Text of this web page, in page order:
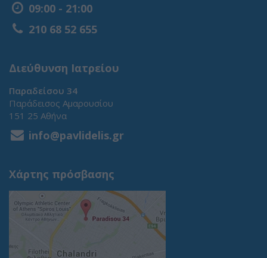
09:00 - 21:00
210 68 52 655
Διεύθυνση Ιατρείου
Παραδείσου 34
Παράδεισος Αμαρουσίου
151 25 Αθήνα
info@pavlidelis.gr
Χάρτης πρόσβασης